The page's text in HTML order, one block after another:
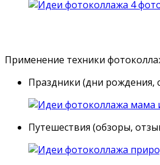
Применение техники
Праздники (дни рождения,
Путешествия (обзоры,